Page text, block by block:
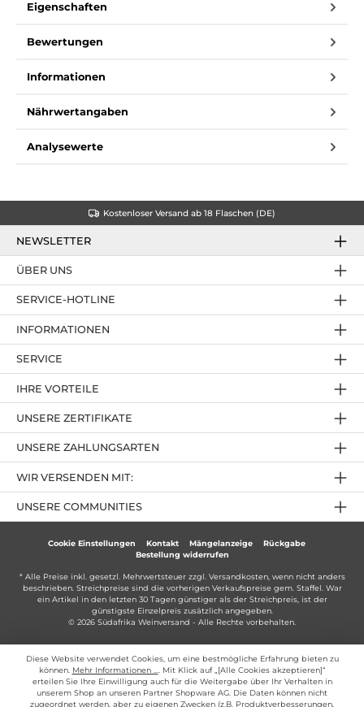
Eigenschaften
Bewertungen
Informationen
Nährwertangaben
Analysewerte
Kostenloser Versand ab 18 Flaschen (DE)
NEWSLETTER
SERVICE-HOTLINE
IHRE VORTEILE
UNSERE ZAHLUNGSARTEN
ÜBER UNS
UNSERE ZERTIFIKATE
INFORMATIONEN
SERVICE
UNSERE COMMUNITIES
WIR VERSENDEN MIT:
Cookie Einstellungen Kontakt Mängelanzeige
Rückgabe
Bestellung widerrufen
* Alle Preise inkl. gesetzl. Mehrwertsteuer zzgl. Versandkosten, wenn nicht anders
beschrieben. Streichpreise sind die vorherigen Verkaufspreise gem. Staffel. War
ein Artikel in den letzten 30 Tagen günstiger als der Streichpreis, ist der
günstigste Einzelpreis zusätzlich angegeben.
© 2026 Südafrika Weinversand - Alle Rechte vorbehalten.
Diese Website verwendet Cookies, um eine bestmögliche Erfahrung bieten zu
können. Mehr Informationen ...
. Mit Klick auf „[Alle Cookies akzeptieren]“
erteilen Sie Ihre Einwilligung auch für die Weitergabe über Ihr Verhalten in
unserem Shop an unseren Partner Shopware AG. Die Daten können nicht
zugeordnet werden, aber zu eigenen Zwecken (z.B. Produktverbesserungen,